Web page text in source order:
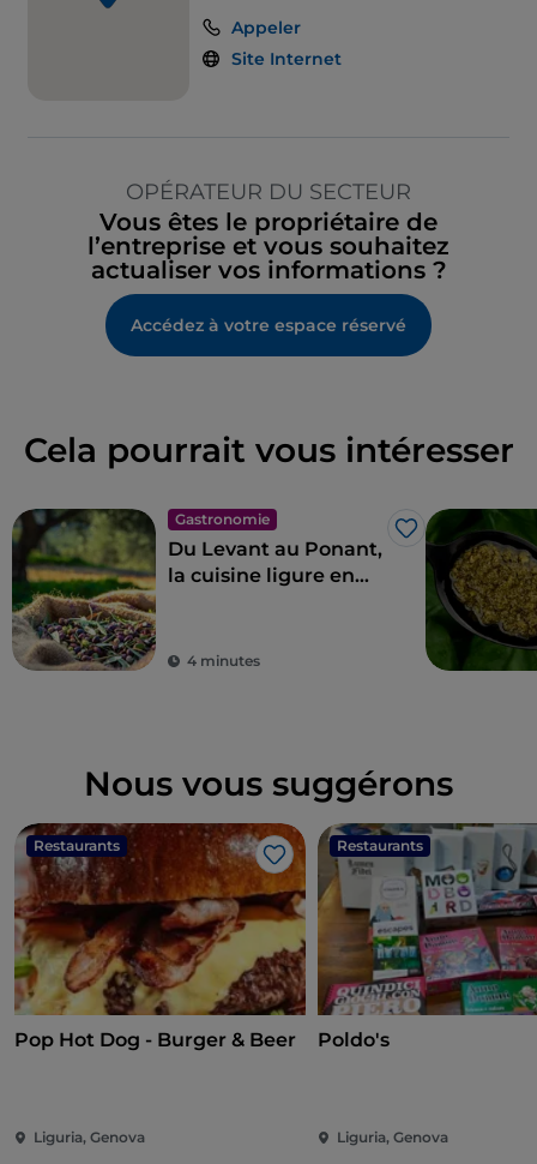
Appeler
Site Internet
OPÉRATEUR DU SECTEUR
Vous êtes le propriétaire de
l’entreprise et vous souhaitez
actualiser vos informations ?
Accédez à votre espace réservé
Cela pourrait vous intéresser
Gastronomie
J’aime
Du Levant au Ponant,
la cuisine ligure en
4 minutes
Nous vous suggérons
Restaurants
J’aime
Pop Hot Dog - Burger & Beer
Liguria, Genova
Restaurants
Poldo's
Liguria, Genova